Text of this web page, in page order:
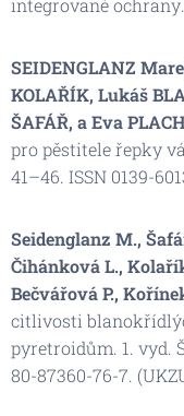
integrované ochrany
SEIDENGLANZ
KOLAŘÍK, Lukáš
ŠAFÁŘ, a Eva
pro pěstitele řepky
41–46. ISSN 0139-
Seidenglanz M.,
Čihánková L.,
Bečvářová P.,
citlivosti
pyretroidům. 1. vyd.
80-87360-76-7.